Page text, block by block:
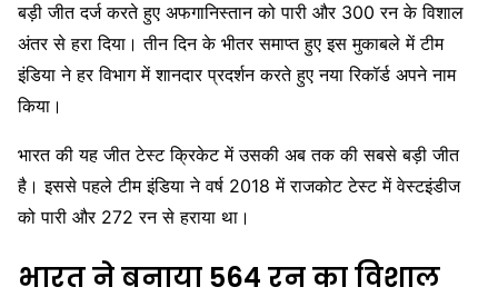
बड़ी जीत दर्ज करते हुए अफगानिस्तान को पारी और 300 रन के विशाल
अंतर से हरा दिया। तीन दिन के भीतर समाप्त हुए इस मुकाबले में टीम
इंडिया ने हर विभाग में शानदार प्रदर्शन करते हुए नया रिकॉर्ड अपने नाम
किया।
भारत की यह जीत टेस्ट क्रिकेट में उसकी अब तक की सबसे बड़ी जीत
है। इससे पहले टीम इंडिया ने वर्ष 2018 में राजकोट टेस्ट में वेस्टइंडीज
को पारी और 272 रन से हराया था।
भारत ने बनाया 564 रन का विशाल